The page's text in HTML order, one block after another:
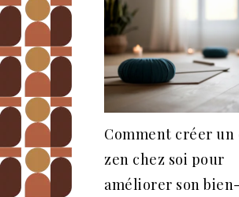
Comment créer un
zen chez soi pour
améliorer son